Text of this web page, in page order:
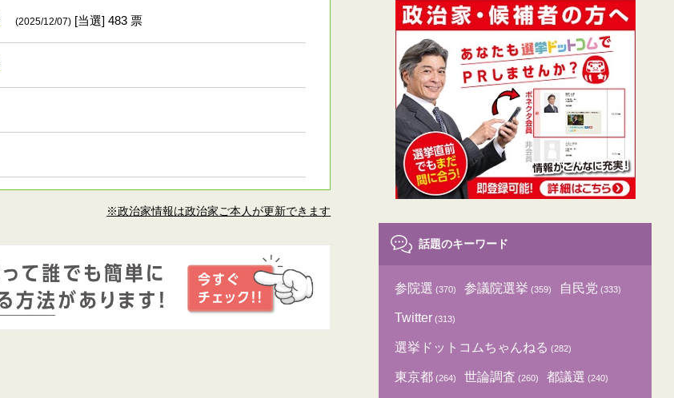
(2025/12/07)[当選] 483 票
※政治家情報は政治家ご本人が更新できます
話題のキーワード
参院選 (370) 参議院選挙 (359) 自民党 (333)
Twitter (313)
選挙ドットコムちゃんねる (282)
東京都 (264) 世論調査 (260) 都議選 (240)